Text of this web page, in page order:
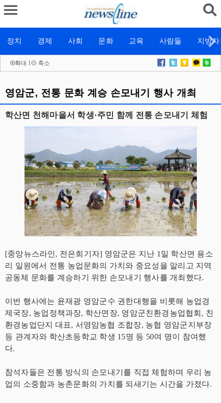
정치 경제 사회 문화 교육 사람들 지방
확대 l 축소
영암군, 전통 문화 계승 손모내기 행사 개최
학산면 천해마을서 학생·주민 함께 전통 손모내기 체험
[중앙뉴스라인, 전은희기자] 영암군은 지난 1일 학산면 용소
리 일원에서 전통 농업문화의 가치와 중요성을 알리고 지역
공동체 문화를 계승하기 위한 손모내기 행사를 개최했다.
이번 행사에는 윤재광 영암군수 권한대행을 비롯해 농업경
제국장, 농업정책과장, 학산면장, 영암군친환경농업협회, 친
환경농업단지 대표, 서영암농협 조합장, 농협 영암군지부장
등 관계자와 학산초등학교 학생 15명 등 50여 명이 참여했
다.
참석자들은 전통 방식의 손모내기를 직접 체험하며 우리 농
업의 소중함과 농촌문화의 가치를 되새기는 시간을 가졌다.